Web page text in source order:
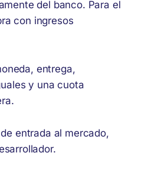
del banco. Para el
con ingresos
entrega,
y una cuota
entrada al mercado,